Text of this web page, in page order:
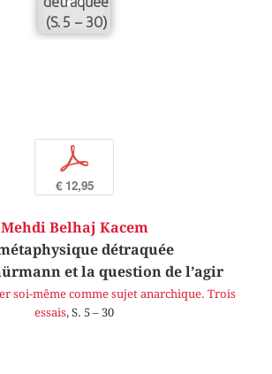
(S. 5 – 30)
p
€ 12,95
Mehdi Belhaj Kacem
détraquée
et la question de l’agir
soi-même comme sujet anarchique. Trois
essais, S. 5 – 30